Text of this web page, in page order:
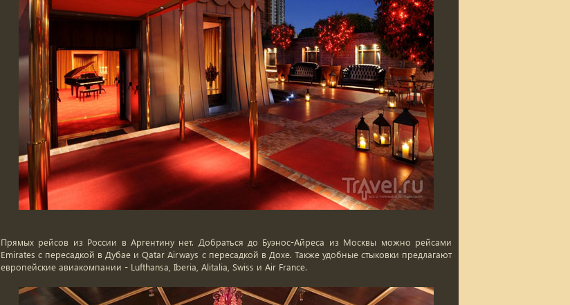
Прямых рейсов из России в Аргентину нет. Добраться до Буэнос-Айреса из Москвы можно рейсами
Emirates с пересадкой в Дубае и Qatar Airways с пересадкой в Дохе. Также удобные стыковки предлагают
европейские авиакомпании - Lufthansa, Iberia, Alitalia, Swiss и Air France.